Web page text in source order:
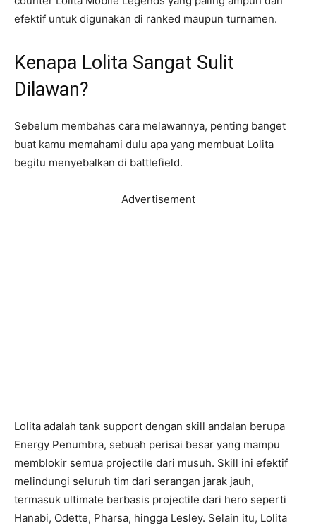
efektif untuk digunakan di ranked maupun turnamen.
Kenapa Lolita Sangat Sulit
Dilawan?
Sebelum membahas cara melawannya, penting banget
buat kamu memahami dulu apa yang membuat Lolita
begitu menyebalkan di battlefield.
Advertisement
Lolita adalah tank support dengan skill andalan berupa
Energy Penumbra, sebuah perisai besar yang mampu
memblokir semua projectile dari musuh. Skill ini efektif
melindungi seluruh tim dari serangan jarak jauh,
termasuk ultimate berbasis projectile dari hero seperti
Hanabi, Odette, Pharsa, hingga Lesley. Selain itu, Lolita